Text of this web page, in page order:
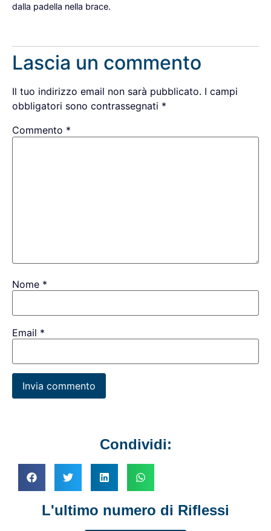
dalla padella nella brace.
Lascia un commento
Il tuo indirizzo email non sarà pubblicato. I campi
obbligatori sono contrassegnati *
Commento *
Nome *
Email *
Condividi:
L'ultimo numero di Riflessi